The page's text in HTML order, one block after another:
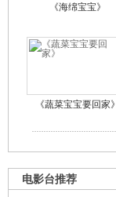
《海绵宝宝》
《蔬菜宝宝要回家》
电影台推荐